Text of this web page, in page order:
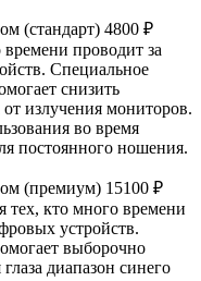
(стандарт) 4800 ₽
проводит за
Специальное
снизить
от излучения мониторов.
во время
постоянного ношения.
(премиум) 15100 ₽
тех, кто много времени
устройств.
выборочно
диапазон синего